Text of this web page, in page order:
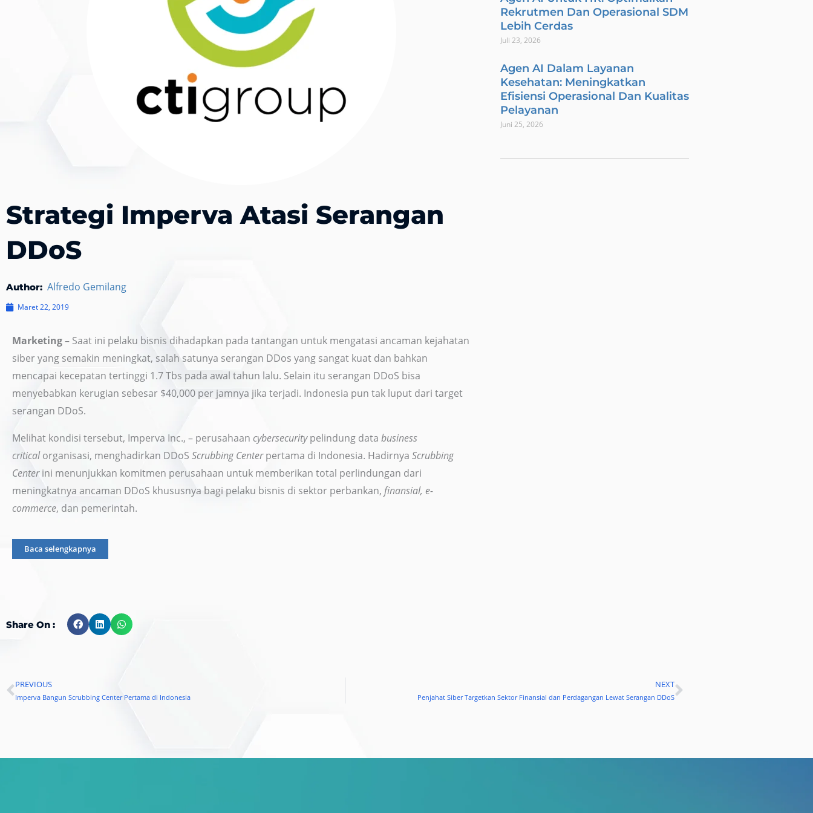
Strategi Imperva Atasi Serangan
DDoS
Author: Alfredo Gemilang
Maret 22, 2019
Marketing– Saat ini pelaku bisnis dihadapkan pada tantangan untuk mengatasi ancaman kejahatan
siber yang semakin meningkat, salah satunya serangan DDos yang sangat kuat dan bahkan
mencapai kecepatan tertinggi 1.7 Tbs pada awal tahun lalu. Selain itu serangan DDoS bisa
menyebabkan kerugian sebesar $40,000 per jamnya jika terjadi. Indonesia pun tak luput dari target
serangan DDoS.
Melihat kondisi tersebut, Imperva Inc., – perusahaan cybersecuritypelindung data business
criticalorganisasi, menghadirkan DDoS Scrubbing Centerpertama di Indonesia. Hadirnya Scrubbing
Centerini menunjukkan komitmen perusahaan untuk memberikan total perlindungan dari
meningkatnya ancaman DDoS khususnya bagi pelaku bisnis di sektor perbankan, finansial, e-
commerce, dan pemerintah.
Baca selengkapnya
Share On :
Rekrutmen Dan Operasional SDM
Lebih Cerdas
Juli 23, 2026
Agen AI Dalam Layanan
Kesehatan: Meningkatkan
Efisiensi Operasional Dan Kualitas
Pelayanan
Juni 25, 2026
Prev
PREVIOUS
Imperva Bangun Scrubbing Center Pertama di Indonesia
NEXT
Penjahat Siber Targetkan Sektor Finansial dan Perdagangan Lewat Serangan DDoSNext